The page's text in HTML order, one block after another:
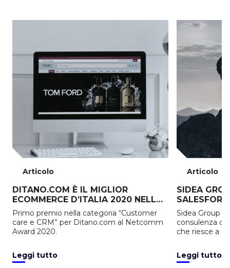
Articolo
DITANO.COM È IL MIGLIOR
ECOMMERCE D’ITALIA 2020 NELLA
CATEGORIA CUSTOMER CARE E
CRM, PAROLA DI NETCOMM
Primo premio nella categoria “Customer
care e CRM” per Ditano.com al Netcomm
Award 2020.
Leggi tutto
Articolo
SIDEA
MONDO
Sidea Group
consulenza di
che riesce a
Marketing
Customer
Leggi tutto